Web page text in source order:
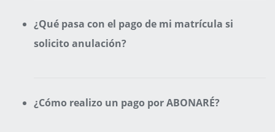
¿Qué pasa con el pago de mi matrícula si
solicito anulación?
¿Cómo realizo un pago por ABONARÉ?